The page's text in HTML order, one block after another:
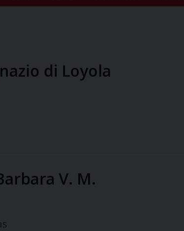
di Loyola
V. M.